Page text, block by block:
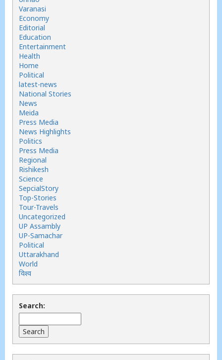
Varanasi
Economy
Editorial
Education
Entertainment
Health
Home
Political
latest-news
National Stories
News
Meida
Press Media
News Highlights
Politics
Press Media
Regional
Rishikesh
Science
SepcialStory
Top-Stories
Tour-Travels
Uncategorized
UP Assambly
UP-Samachar
Political
Uttarakhand
World
विश्व
Search: